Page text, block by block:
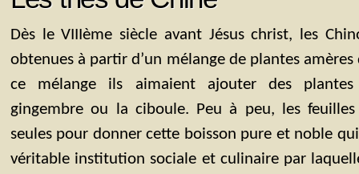
Dès le VIIIème siècle avant Jésus christ, les
obtenues à partir d’un mélange de plantes
ce mélange ils aimaient ajouter des
gingembre ou la ciboule. Peu à peu, les
seules pour donner cette boisson pure et noble
véritable institution sociale et culinaire par